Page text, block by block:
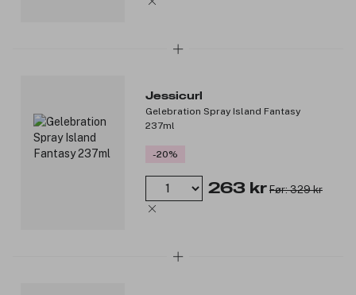
Jessicurl
Gelebration Spray Island Fantasy
237ml
-20%
263 kr Før: 329 kr